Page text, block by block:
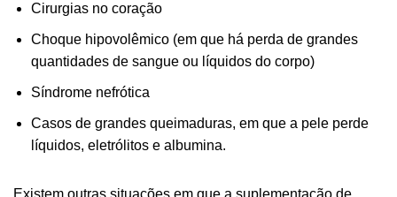
Cirurgias no coração
Choque hipovolêmico (em que há perda de grandes
quantidades de sangue ou líquidos do corpo)
Síndrome nefrótica
Casos de grandes queimaduras, em que a pele perde
líquidos, eletrólitos e albumina.